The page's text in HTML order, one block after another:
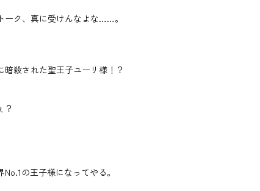
ク、真に受けんなよな……。
殺された聖王子ユーリ様！？
？
の王子様になってやる。